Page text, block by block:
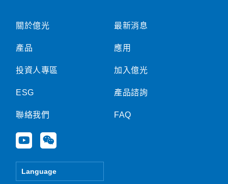
關於億光
產品
投資人專區
ESG
聯絡我們
Y
o
u
W
e
i
Language
最新消息
應用
加入億光
產品諮詢
FAQ